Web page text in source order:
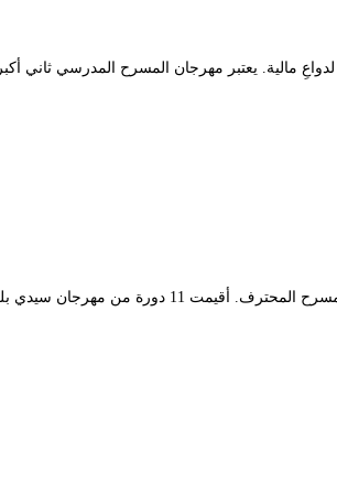
مهرجان المسرح المدرسي عام 1992، لكن دورته الأولى تأخرت إلى سنة 1993، وظلّ يقام في مدينة مستغانم إلى غاية عام 2016، ولم يُنظّم عام 2017 لدواعِ
ظلّ يُقام في مدينة سيدي بلعباس منذ تسعينات القرن الماضي تحت مسمى “المسرح الممتاز”، قبل أن يتم تحويله عام